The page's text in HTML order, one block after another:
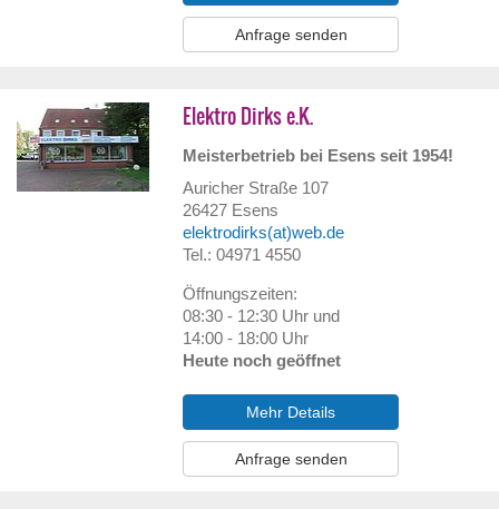
Anfrage senden
Elektro Dirks e.K.
Meisterbetrieb bei Esens seit 1954!
Auricher Straße 107
26427 Esens
elektrodirks(at)web.de
Tel.: 04971 4550
Öffnungszeiten:
08:30 - 12:30 Uhr und
14:00 - 18:00 Uhr
Heute noch geöffnet
Mehr Details
Anfrage senden